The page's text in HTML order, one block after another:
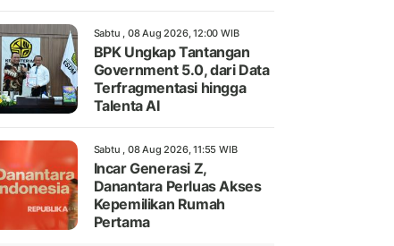
Sabtu , 08 Aug 2026, 12:00 WIB
BPK Ungkap Tantangan
Government 5.0, dari Data
Terfragmentasi hingga
Talenta AI
Sabtu , 08 Aug 2026, 11:55 WIB
Incar Generasi Z,
Danantara Perluas Akses
Kepemilikan Rumah
Pertama